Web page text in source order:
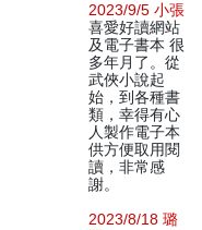
2023/9/5 小張
喜愛好讀網站
及電子書本 很
多年月了。從
武俠小說起
始，到各種書
類，幸得有心
人製作電子本
供方便取用閱
讀，非常感
謝。
2023/8/18 璐